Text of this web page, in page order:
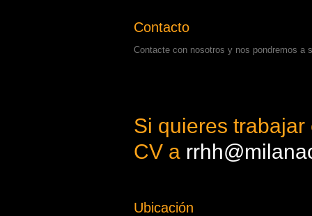
Contacto
Contacte con nosotros y nos pondremos a
Si quieres
CV a
Ubicación